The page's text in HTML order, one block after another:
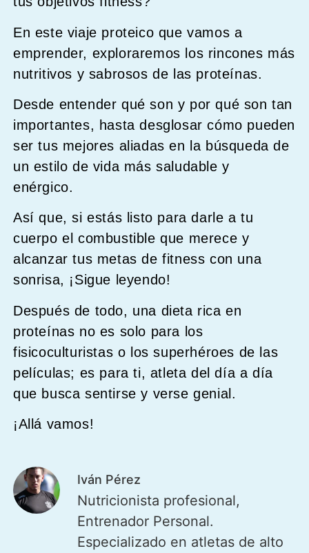
En este viaje proteico que vamos a
emprender, exploraremos los rincones más
nutritivos y sabrosos de las proteínas.
Desde entender qué son y por qué son tan
importantes, hasta desglosar cómo pueden
ser tus mejores aliadas en la búsqueda de
un estilo de vida más saludable y
enérgico.
Así que, si estás listo para darle a tu
cuerpo el combustible que merece y
alcanzar tus metas de fitness con una
sonrisa, ¡Sigue leyendo!
Después de todo, una dieta rica en
proteínas no es solo para los
fisicoculturistas o los superhéroes de las
películas; es para ti, atleta del día a día
que busca sentirse y verse genial.
¡Allá vamos!
Iván Pérez
Nutricionista profesional,
Entrenador Personal.
Especializado en atletas de alto